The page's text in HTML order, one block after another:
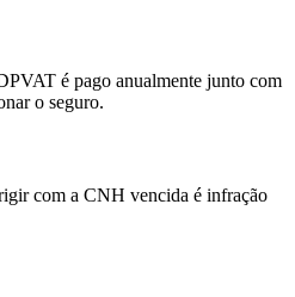
é pago anualmente junto com
o seguro.
com a CNH vencida é infração